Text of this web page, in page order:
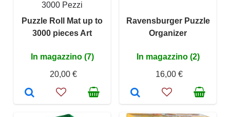
3000 Pezzi
Puzzle Roll Mat up to
3000 pieces Art
In magazzino (7)
20,00 €
Ravensburger Puzzle
Organizer
In magazzino (2)
16,00 €